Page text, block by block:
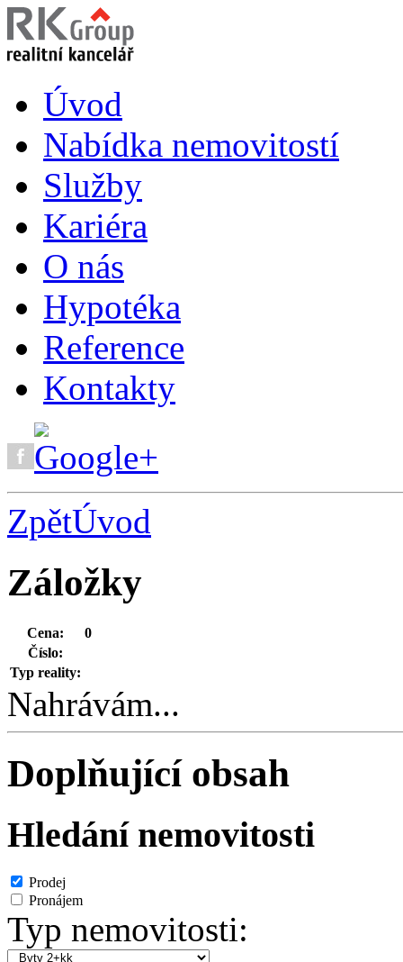
Úvod
Nabídka nemovitostí
Služby
Kariéra
O nás
Hypotéka
Reference
Kontakty
ZpětÚvod
Záložky
Cena:
0
Číslo:
Typ reality:
Nahrávám...
Doplňující obsah
Hledání nemovitosti
Prodej
Pronájem
Typ nemovitosti: